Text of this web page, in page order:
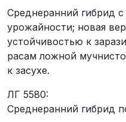
Среднеранний гибрид
урожайности; новая
устойчивостью к
расам ложной
к засухе.
ЛГ 5580:
Среднеранний гибрид